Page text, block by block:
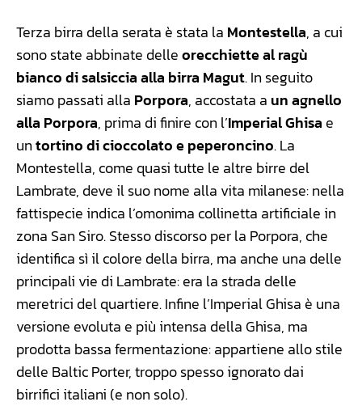
Terza birra della serata è stata la Montestella, a cui
sono state abbinate delleorecchiette al ragù
bianco di salsiccia alla birra Magut. In seguito
siamo passati alla Porpora, accostata a un agnello
alla Porpora, prima di finire con l’Imperial Ghisa e
untortino di cioccolato e peperoncino. La
Montestella, come quasi tutte le altre birre del
Lambrate, deve il suo nome alla vita milanese: nella
fattispecie indica l’omonima collinetta artificiale in
zona San Siro. Stesso discorso per la Porpora, che
identifica sì il colore della birra, ma anche una delle
principali vie di Lambrate: era la strada delle
meretrici del quartiere. Infine l’Imperial Ghisa è una
versione evoluta e più intensa della Ghisa, ma
prodotta bassa fermentazione: appartiene allo stile
delle Baltic Porter, troppo spesso ignorato dai
birrifici italiani (e non solo).